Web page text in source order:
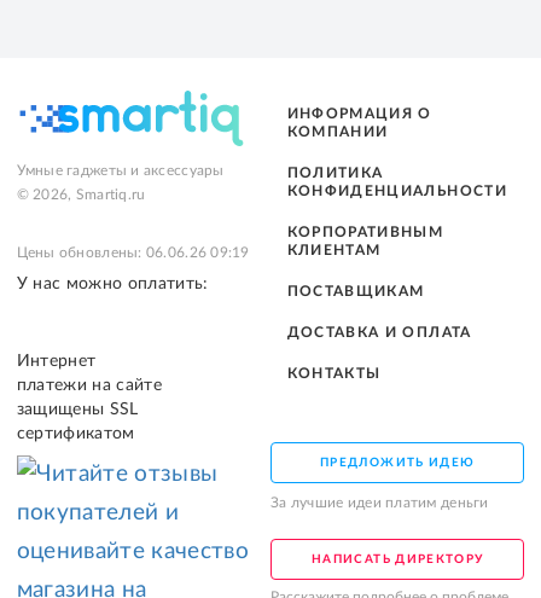
Умные гаджеты и аксессуары
© 2026, Smartiq.ru
Цены обновлены: 06.06.26 09:19
У нас можно оплатить:
Интернет
платежи на сайте
защищены SSL
сертификатом
ИНФОРМАЦИЯ О
КОМПАНИИ
ПОЛИТИКА
КОНФИДЕНЦИАЛЬНОСТИ
КОРПОРАТИВНЫМ
КЛИЕНТАМ
ПОСТАВЩИКАМ
ДОСТАВКА И ОПЛАТА
КОНТАКТЫ
ПРЕДЛОЖИТЬ ИДЕЮ
За лучшие идеи платим деньги
НАПИСАТЬ ДИРЕКТОРУ